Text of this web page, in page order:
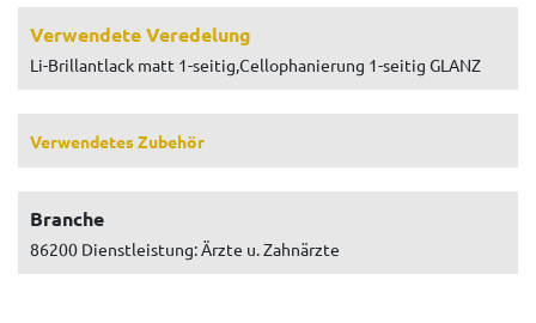
Verwendete Veredelung
Li-Brillantlack matt 1-seitig,Cellophanierung 1-seitig GLANZ
Verwendetes Zubehör
Branche
86200 Dienstleistung: Ärzte u. Zahnärzte